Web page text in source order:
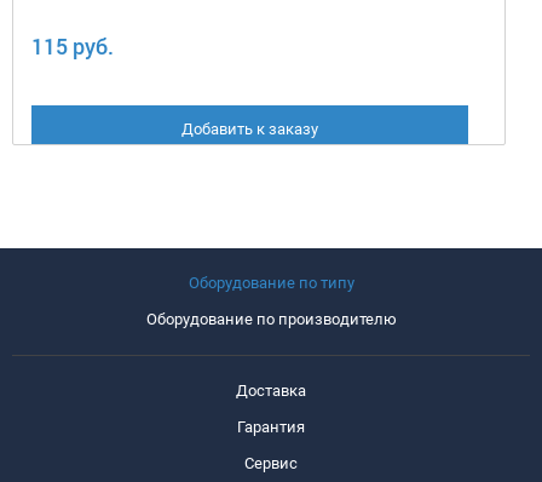
115 руб.
Добавить к заказу
Оборудование по типу
Оборудование по производителю
Доставка
Гарантия
Сервис